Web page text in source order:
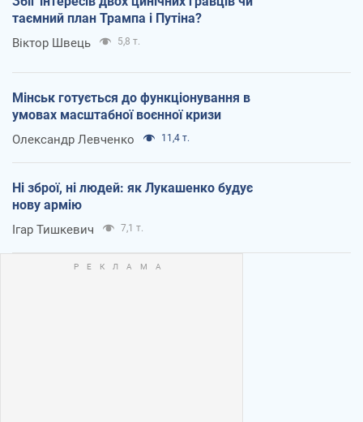
таємний план Трампа і Путіна?
Віктор Швець 5,8 т.
Мінськ готується до функціонування в
умовах масштабної воєнної кризи
Олександр Левченко 11,4 т.
Ні зброї, ні людей: як Лукашенко будує
нову армію
Ігар Тишкевич 7,1 т.